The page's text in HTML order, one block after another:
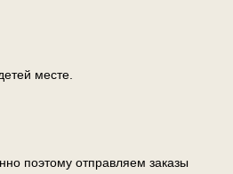
месте.
поэтому отправляем заказы